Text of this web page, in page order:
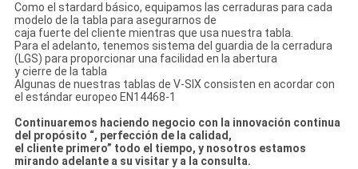
Como el stardard básico, equipamos las cerraduras para cada
modelo de la tabla para asegurarnos de
caja fuerte del cliente mientras que usa nuestra tabla.
Para el adelanto, tenemos sistema del guardia de la cerradura
(LGS) para proporcionar una facilidad en la abertura
y cierre de la tabla
Algunas de nuestras tablas de V-SIX consisten en acordar con
el estándar europeo EN14468-1
Continuaremos haciendo negocio con la innovación continua
del propósito “, perfección de la calidad,
el cliente primero” todo el tiempo, y nosotros estamos
mirando adelante a su visitar y a la consulta.